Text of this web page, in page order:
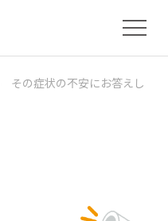
の症状の不安にお答えし